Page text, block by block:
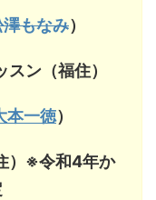
澤もなみ）
ン（福住）
本一徳）
）※令和4年か